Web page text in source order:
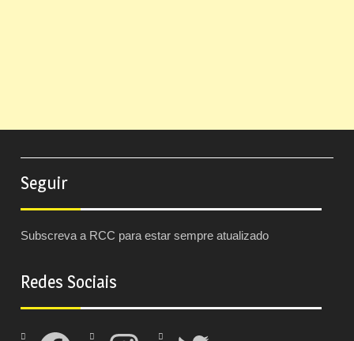
Seguir
Subscreva a RCC para estar sempre atualizado
Redes Sociais
Facebook Instagram Twitter